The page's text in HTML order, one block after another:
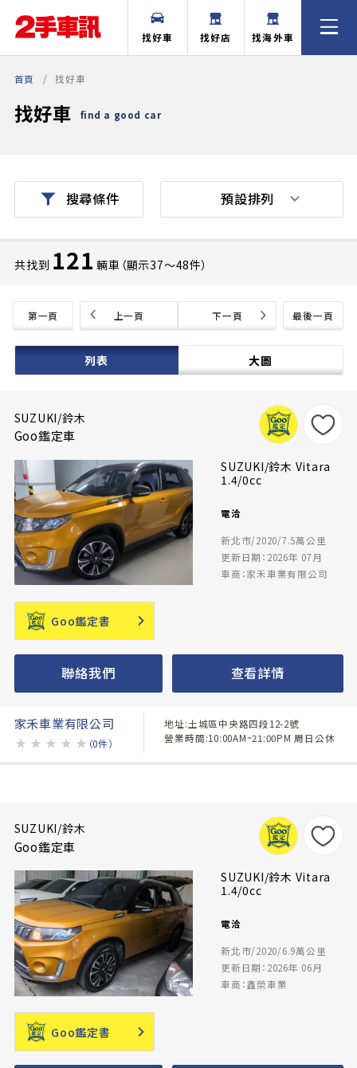
找好車 找好店 找海外車
首頁 找好車
找好車 find a good car
搜尋條件
共找到 121 輛車（顯示37〜48件）
第一頁 最後一頁
上一頁 下一頁
列表 大圖
預設排列
SUZUKI/鈴木
Goo鑑定車
SUZUKI/鈴木 Vitara
1.4/0cc
電洽
新北市/2020/7.5萬公里
更新日期：2026年 07月
車商：家禾車業有限公司
Goo鑑定書
聯絡我們 查看詳情
家禾車業有限公司
★ ★ ★ ★ ★ （0件）
地址:土城區中央路四段12-2號
營業時間:10:00AM~21:00PM 周日公休
SUZUKI/鈴木
Goo鑑定車
SUZUKI/鈴木 Vitara
1.4/0cc
電洽
新北市/2020/6.9萬公里
更新日期：2026年 06月
車商：鑫榮車業
Goo鑑定書